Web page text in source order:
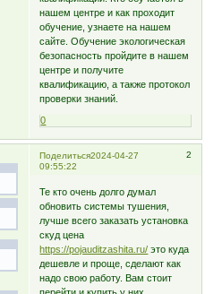
нашем центре и как проходит
обучение, узнаете на нашем
сайте. Обучение экологическая
безопасность пройдите в нашем
центре и получите
квалификацию, а также протокол
проверки знаний.
0
Поделиться 2
2024-04-27
09:55:22
Те кто очень долго думал
обновить системы тушения,
лучше всего заказать установка
скуд цена
https://pojauditzashita.ru/ это куда
дешевле и проще, сделают как
надо свою работу. Вам стоит